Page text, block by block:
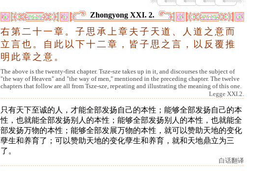
Zhongyong XXI. 2.
右第二十一章 。 子 思 承 上 章夫子 天道 、 人 道 之 意而
立言也 。 自 此 以 下十二章 ， 皆子 思 之 言 ， 以 反 覆推
明 此章 之 意 。
The above is the twenty-first chapter. Tsze-sze takes up in it, and discourses the subject of
"the way of Heaven" and "the way of men," mentioned in the preceding chapter. The twelve
chapters that follow are all from Tsze-sze, repeating and illustrating the meaning of this one.
Legge XXI.2.
只有天下至诚的人，才能全部发扬自己的本性；能够全部发扬自己的本
性，也就能全部发扬别人的本性；能够全部发扬别人的本性，也就能全
部发扬万物的本性；能够全部发展万物的本性，就可以赞助天地的变化
孽生和养育了；可以赞助天地的变化孽生和养育，就和天地鼎立为三
了。
白话翻译